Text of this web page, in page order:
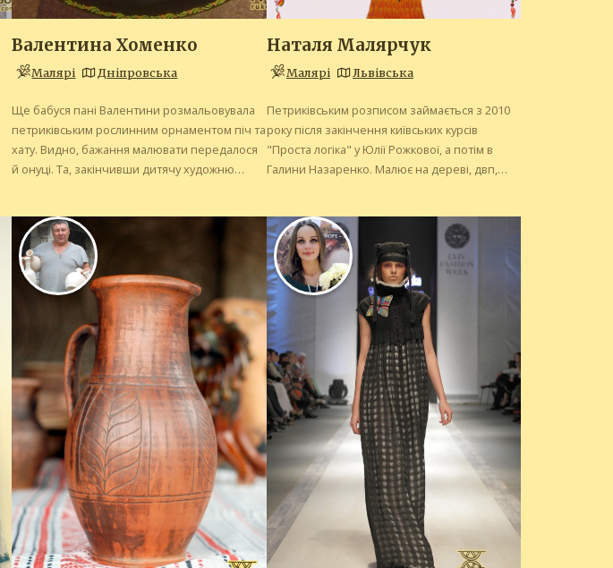
Валентина Хоменко
Малярі Дніпровська
Ще бабуся пані Валентини розмальовувала
петриківським рослинним орнаментом піч та
хату. Видно, бажання малювати передалося
й онуці. Та, закінчивши дитячу художню
Наталя Малярчук
Малярі Львівська
Петриківським розписом займається з 2010
року після закінчення київських курсів
"Проста логіка" у Юлії Рожкової, а потім в
Галини Назаренко. Малює на дереві, двп,